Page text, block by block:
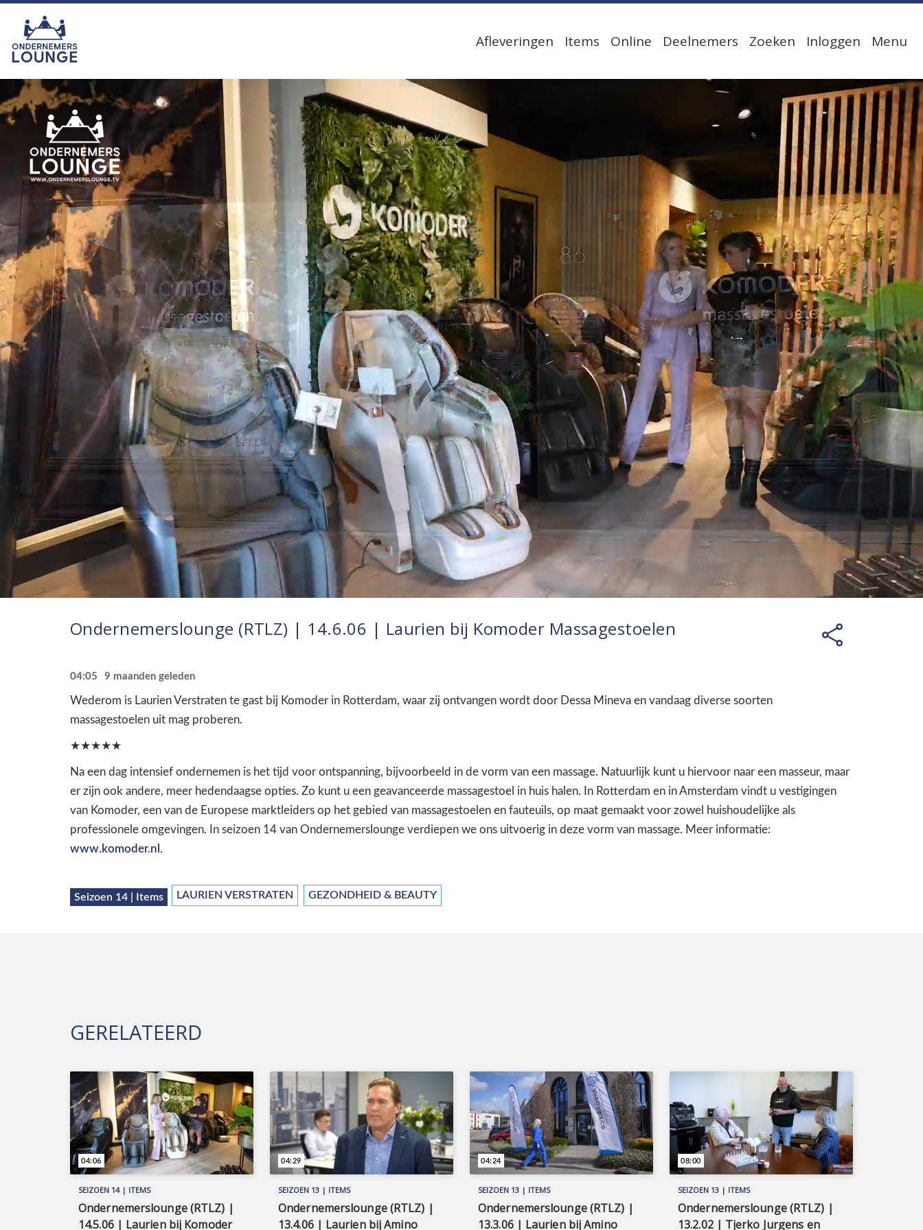
Afleveringen Items Online Deelnemers Zoeken Inloggen Menu
Ondernemerslounge (RTLZ) | 14.6.06 | Laurien bij Komoder Massagestoelen
04:05 9 maanden geleden
Wederom is Laurien Verstraten te gast bij Komoder in Rotterdam, waar zij ontvangen wordt door Dessa Mineva en vandaag diverse soorten
massagestoelen uit mag proberen.
★★★★★
Na een dag intensief ondernemen is het tijd voor ontspanning, bijvoorbeeld in de vorm van een massage. Natuurlijk kunt u hiervoor naar een masseur, maar
er zijn ook andere, meer hedendaagse opties. Zo kunt u een geavanceerde massagestoel in huis halen. In Rotterdam en in Amsterdam vindt u vestigingen
van Komoder, een van de Europese marktleiders op het gebied van massagestoelen en fauteuils, op maat gemaakt voor zowel huishoudelijke als
professionele omgevingen. In seizoen 14 van Ondernemerslounge verdiepen we ons uitvoerig in deze vorm van massage. Meer informatie:
www.komoder.nl .
Seizoen 14 | Items LAURIEN VERSTRATEN GEZONDHEID & BEAUTY
GERELATEERD
SEIZOEN 14 | ITEMS
Ondernemerslounge (RTLZ) |
14.5.06 | Laurien bij Komoder
04:06
SEIZOEN 13 | ITEMS
Ondernemerslounge (RTLZ) |
13.4.06 | Laurien bij Amino
04:29
SEIZOEN 13 | ITEMS
Ondernemerslounge (RTLZ) |
13.3.06 | Laurien bij Amino
04:24
SEIZOEN 13 | ITEMS
Ondernemerslounge (RTLZ) |
13.2.02 | Tjerko Jurgens en
08:00
van het seizoen was echter zonder
twijfel onze eigen ras-ondernemer
Hemmie Kerklingh (o.a. van
KAV2GO), die met zijn energie,
zien waarom hij nu eigenlijk een
vaste waarde binnen het
programma is en blijft. In het najaar
zijn we er met seizoen 16. U kijkt
dan ook weer toch?